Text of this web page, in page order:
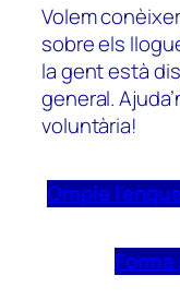
Volem
sobre els
la gent està
general.
voluntària!
Omple